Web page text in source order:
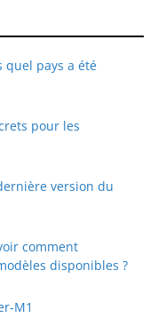
quel pays a été
pour les
version du
comment
disponibles ?
M1